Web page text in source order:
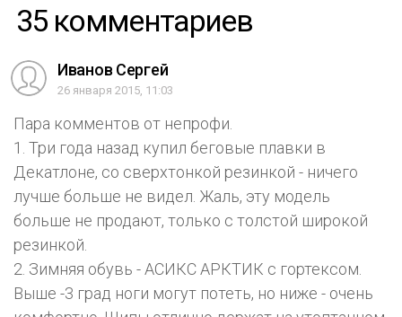
35 комментариев
Иванов Сергей
26 января 2015, 11:03
Пара комментов от непрофи.
1. Три года назад купил беговые плавки в
Декатлоне, со сверхтонкой резинкой - ничего
лучше больше не видел. Жаль, эту модель
больше не продают, только с толстой широкой
резинкой.
2. Зимняя обувь - АСИКС АРКТИК с гортексом.
Выше -3 град ноги могут потеть, но ниже - очень